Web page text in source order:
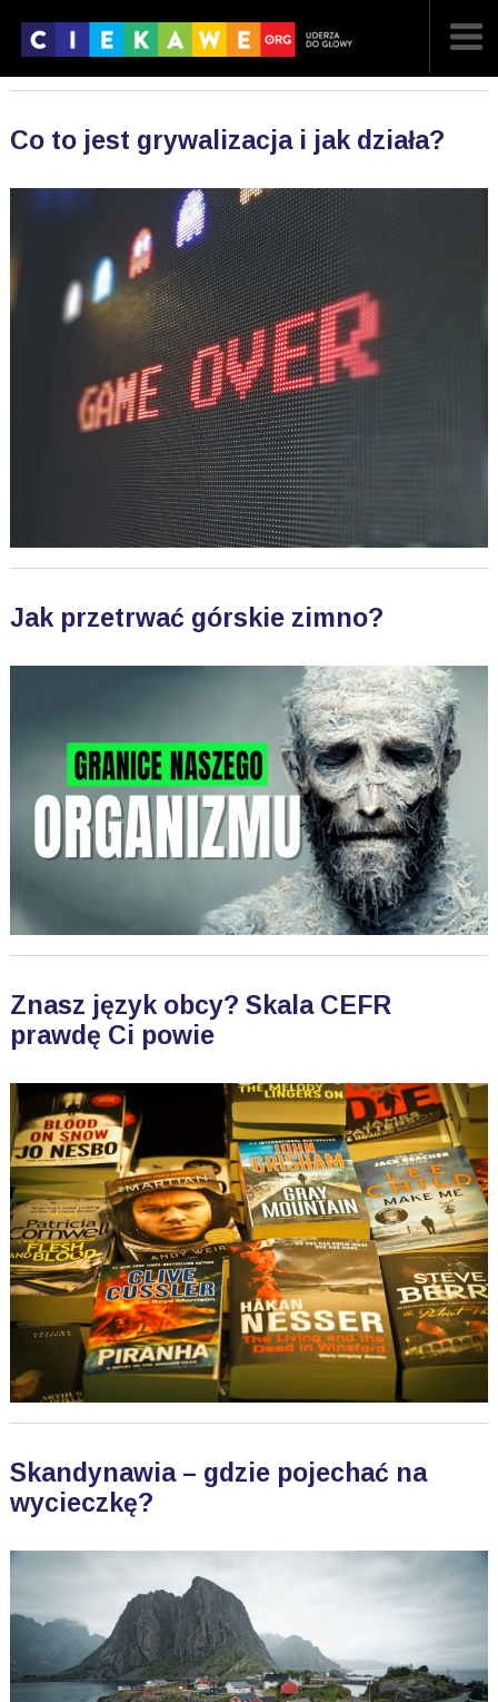
Co to jest grywalizacja i jak działa?
Jak przetrwać górskie zimno?
Znasz język obcy? Skala CEFR
prawdę Ci powie
Skandynawia – gdzie pojechać na
wycieczkę?
POPULARNE
LOSOWE
A ARTYKUŁY
F FILMY
G GALERIA
REGULAMIN
KONTAKT